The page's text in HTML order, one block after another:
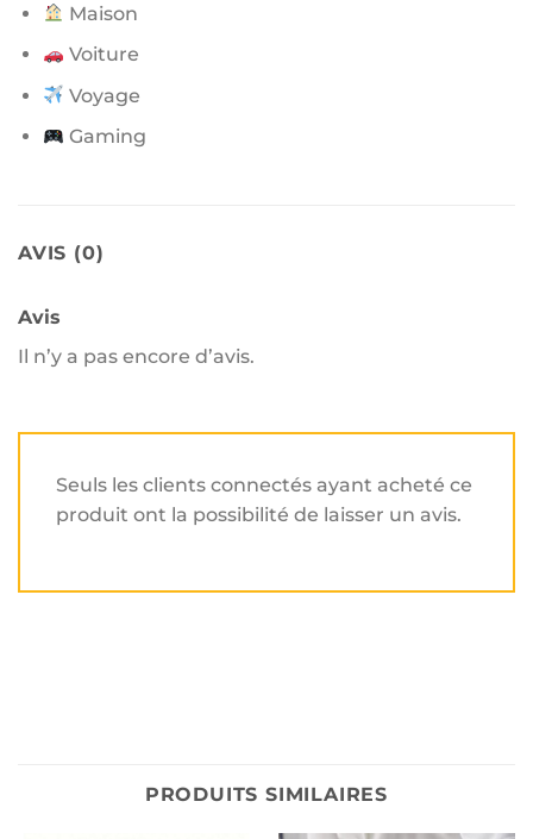
Maison
Voiture
Voyage
Gaming
AVIS (0)
Avis
Il n’y a pas encore d’avis.
Seuls les clients connectés ayant acheté ce
produit ont la possibilité de laisser un avis.
PRODUITS SIMILAIRES